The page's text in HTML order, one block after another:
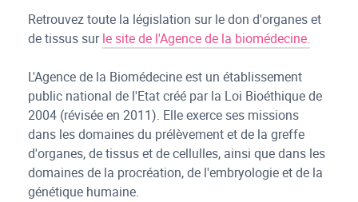
Retrouvez toute la législation sur le don d'organes et
de tissus surle site de l'Agence de la biomédecine.
L'Agence de la Biomédecine est un établissement
public national de l'Etat créé par la Loi Bioéthique de
2004 (révisée en 2011). Elle exerce ses missions
dans les domaines du prélèvement et de la greffe
d'organes, de tissus et de cellulles, ainsi que dans les
domaines de la procréation, de l'embryologie et de la
génétique humaine.